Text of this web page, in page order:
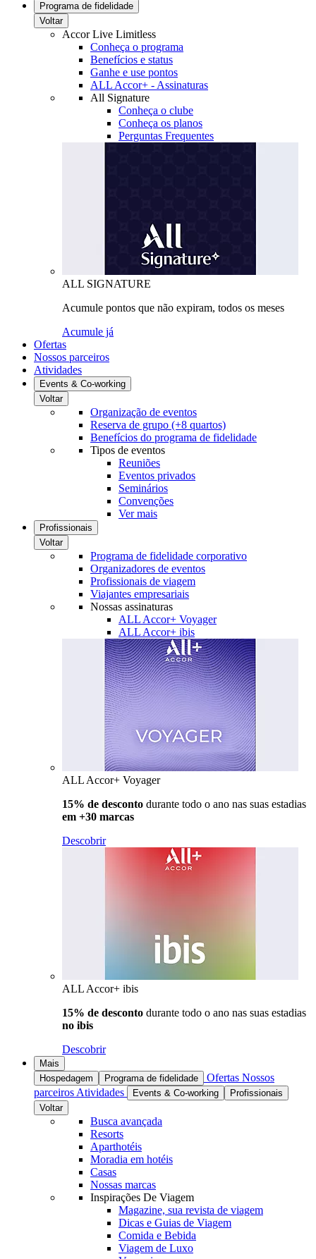
Programa de fidelidade
Voltar
Accor Live Limitless
Conheça o programa
Benefícios e status
Ganhe e use pontos
ALL Accor+ - Assinaturas
All Signature
Conheça o clube
Conheça os planos
Perguntas Frequentes
ALL SIGNATURE
Acumule pontos que não expiram, todos os meses
Acumule já
Ofertas
Nossos parceiros
Atividades
Events & Co-working
Voltar
Organização de eventos
Reserva de grupo (+8 quartos)
Benefícios do programa de fidelidade
Tipos de eventos
Reuniões
Eventos privados
Seminários
Convenções
Ver mais
Profissionais
Voltar
Programa de fidelidade corporativo
Organizadores de eventos
Profissionais de viagem
Viajantes empresariais
Nossas assinaturas
ALL Accor+ Voyager
ALL Accor+ ibis
ALL Accor+ Voyager
15% de desconto durante todo o ano nas suas estadias
em +30 marcas
Descobrir
ALL Accor+ ibis
15% de desconto durante todo o ano nas suas estadias
no ibis
Descobrir
Mais
Hospedagem
Programa de fidelidade Ofertas Nossos
parceiros Atividades Events & Co-working
Profissionais
Voltar
Busca avançada
Resorts
Aparthotéis
Moradia em hotéis
Casas
Nossas marcas
Inspirações De Viagem
Magazine, sua revista de viagem
Dicas e Guias de Viagem
Comida e Bebida
Viagem de Luxo